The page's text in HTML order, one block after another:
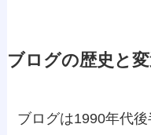
ブログの歴史と
ブログは1990年代